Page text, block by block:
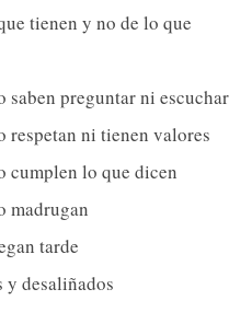
tienen y no de lo que
saben preguntar ni escuchar
respetan ni tienen valores
cumplen lo que dicen
madrugan
tarde
y desaliñados